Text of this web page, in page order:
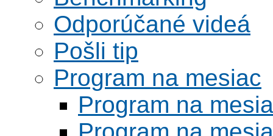
Odporúčané videá
Pošli tip
Program na mesiac
Program na